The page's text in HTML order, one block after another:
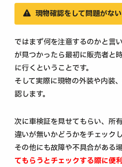
現物確認をして問題がな
ではまず何を注意するのかと言
が見つかったら最初に販売者と
に行くということです。
そして実際に現物の外装や内装
認します。
次に車検証を見せてもらい、所
違いが無いかどうかをチェックし
その他にも故障や不具合がある
てもらうとチェックする際に便